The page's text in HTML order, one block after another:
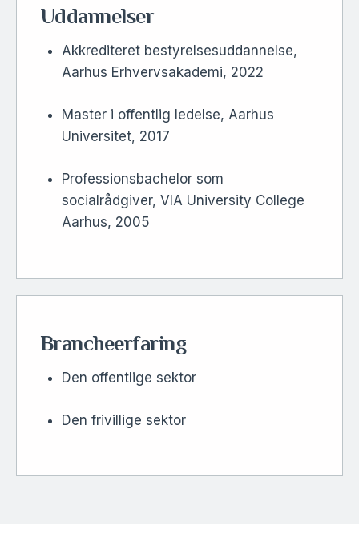
Uddannelser
Akkrediteret bestyrelsesuddannelse,
Aarhus Erhvervsakademi, 2022
Master i offentlig ledelse, Aarhus
Universitet, 2017
Professionsbachelor som
socialrådgiver, VIA University College
Aarhus, 2005
Brancheerfaring
Den offentlige sektor
Den frivillige sektor